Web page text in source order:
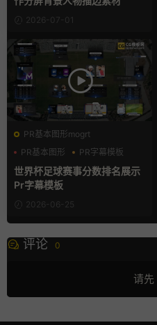
2026-07-01
PR基本图形mogrt
PR基本图形
PR字幕模板
分数
世界杯足球赛事分数排名展示
Pr字幕模板
2026-06-25
评论 0
请先